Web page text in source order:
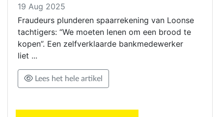
19 Aug 2025
Fraudeurs plunderen spaarrekening van Loonse
tachtigers: “We moeten lenen om een brood te
kopen”. Een zelfverklaarde bankmedewerker
liet ...
Lees het hele artikel